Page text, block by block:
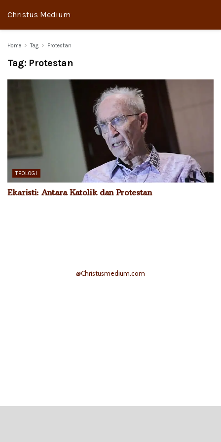
Christus Medium
Home Tag Protestan
Tag: Protestan
TEOLOGI
Ekaristi: Antara Katolik dan Protestan
@Christusmedium.com